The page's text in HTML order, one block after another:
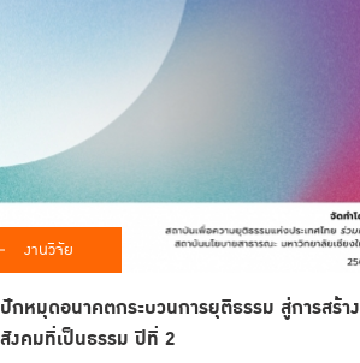
งานวิจัย
ปักหมุดอนาคตกระบวนการยุติธรรม สู่การสร้าง
สังคมที่เป็นธรรม ปีที่ 2